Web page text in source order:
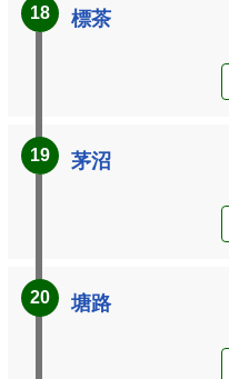
18 標茶
19 茅沼
20 塘路